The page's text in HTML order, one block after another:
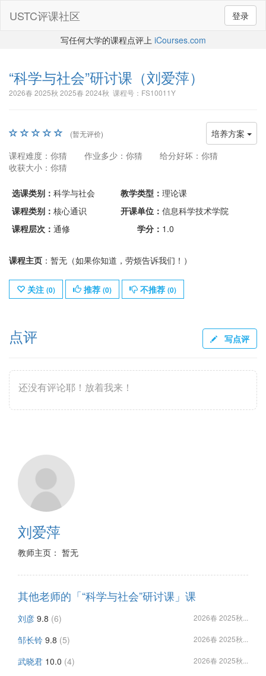
登录
USTC评课社区
写任何大学的课程点评上 iCourses.com
“科学与社会”研讨课 （刘爱萍）
2026春 2025秋 2025春 2024秋 课程号：FS10011Y
培养方案
(暂无评价)
课程难度：你猜 作业多少：你猜
给分好坏：你猜
收获大小：你猜
选课类别： 科学与社会 教学类型： 理论课
课程类别： 核心通识 开课单位： 信息科学技术学院
课程层次： 通修 学分： 1.0
课程主页 ：暂无（如果你知道，劳烦告诉我们！）
关注 (0) 推荐 (0) 不推荐 (0)
点评 写点评
还没有评论耶！放着我来！
刘爱萍
教师主页： 暂无
其他老师的「“科学与社会”研讨课」课
刘彦 9.8 (6) 2026春 2025秋...
邹长铃 9.8 (5) 2026春 2025秋...
武晓君 10.0 (4) 2026春 2025秋...